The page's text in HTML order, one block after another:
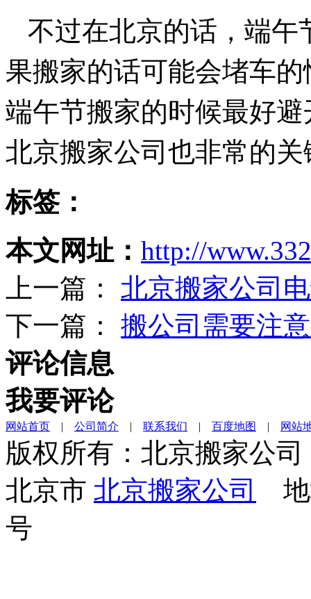
不过在北京的话，端午
果搬家的话可能会堵车
端午节搬家的时候最好
北京搬家公司也非常的关
标签：
本文网址： http://
上一篇： 北京搬家公司
下一篇： 搬公司需要注
评论信息
我要评论
网站首页 | 公司简介 | 联系我们 | 百度地图 | 网站
版权所有：北京搬家公司
北京市 北京搬家公司
地
号